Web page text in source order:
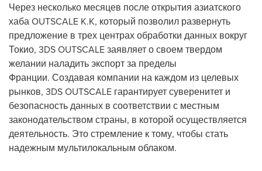
Через несколько месяцев после открытия азиатского
хаба OUTSCALE K.K, который позволил развернуть
предложение в трех центрах обработки данных вокруг
Токио, 3DS OUTSCALE заявляет о своем твердом
желании наладить экспорт за пределы
Франции. Создавая компании на каждом из целевых
рынков, 3DS OUTSCALE гарантирует суверенитет и
безопасность данных в соответствии с местным
законодательством страны, в которой осуществляется
деятельность. Это стремление к тому, чтобы стать
надежным мультилокальным облаком.